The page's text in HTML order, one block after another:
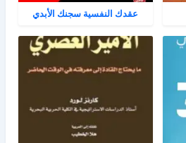
عقدك النفسية سجنك الأبدي